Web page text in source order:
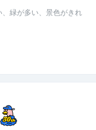
緑が多い、景色がきれ